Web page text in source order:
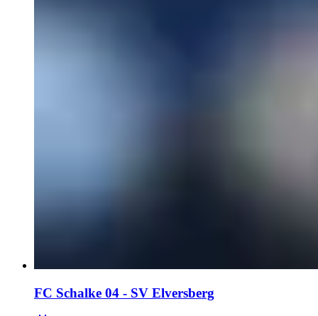
FC Schalke 04 - SV Elversberg